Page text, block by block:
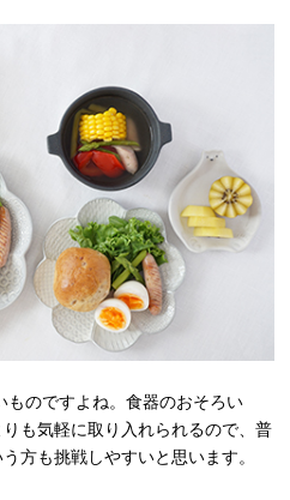
ものですよね。食器のおそろい
も気軽に取り入れられるので、普
方も挑戦しやすいと思います。